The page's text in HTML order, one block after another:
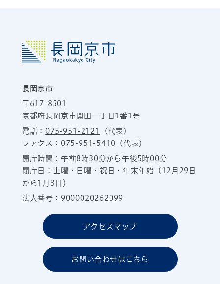
長岡京市
〒617-8501
京都府長岡京市開田一丁目1番1号
電話：075-951-2121
（代表）
ファクス：075-951-5410（代表）
開庁時間：午前8時30分から午後5時00分
閉庁日：土曜・日曜・祝日・年末年始（12月29日
から1月3日）
法人番号：9000020262099
アクセスマップ
お問い合わせはこちら